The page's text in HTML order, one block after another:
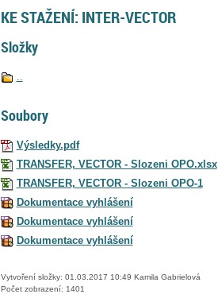
KE STAŽENÍ: INTER-VECTOR
Složky
..
Soubory
Výsledky.pdf
TRANSFER, VECTOR - Slozeni OPO.xlsx
TRANSFER, VECTOR - Slozeni OPO-1
Dokumentace vyhlášení
Dokumentace vyhlášení
Dokumentace vyhlášení
Vytvoření složky: 01.03.2017 10:49 Kamila Gabrielová
Počet zobrazení: 1401